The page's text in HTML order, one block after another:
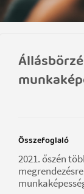
Összefoglaló
2021. őszén